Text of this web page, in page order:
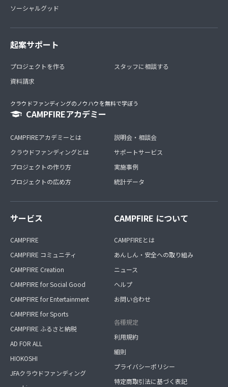
ソーシャルグッド
起案サポート
プロジェクトを作る
資料請求
スタッフに相談する
クラウドファンディングのノウハウを無料で学ぼう
CAMPFIREアカデミー
CAMPFIREアカデミーとは
クラウドファンディングとは
プロジェクトの作り方
プロジェクトの広め方
説明会・相談会
サポートサービス
実施事例
統計データ
サービス
CAMPFIRE
CAMPFIRE コミュニティ
CAMPFIRE Creation
CAMPFIRE for Social Good
CAMPFIRE for Entertainment
CAMPFIRE for Sports
CAMPFIRE ふるさと納税
AD FOR ALL
HIOKOSHI
JFAクラウドファンディング
CAMPFIRE について
CAMPFIREとは
あんしん・安全への取り組み
ニュース
ヘルプ
お問い合わせ
各種規定
利用規約
細則
プライバシーポリシー
特定商取引法に基づく表記